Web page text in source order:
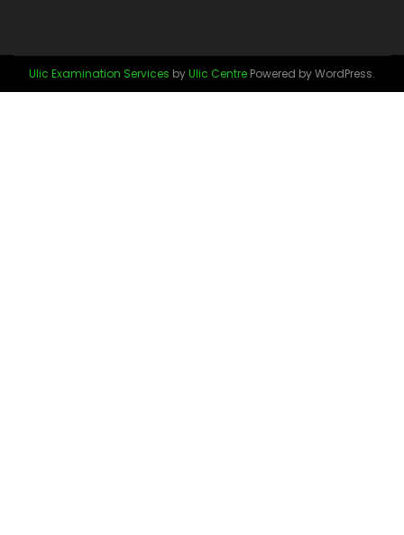
Ulic Examination Services byUlic Centre Powered by WordPress.